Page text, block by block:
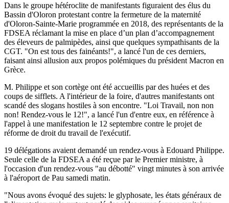
Dans le groupe hétéroclite de manifestants figuraient des élus du
Bassin d'Oloron protestant contre la fermeture de la maternité
d'Oloron-Sainte-Marie programmée en 2018, des représentants de la
FDSEA réclamant la mise en place d’un plan d’accompagnement
des éleveurs de palmipèdes, ainsi que quelques sympathisants de la
CGT. "On est tous des fainéants!", a lancé l'un de ces derniers,
faisant ainsi allusion aux propos polémiques du président Macron en
Grèce.
M. Philippe et son cortège ont été accueillis par des huées et des
coups de sifflets. A l'intérieur de la foire, d'autres manifestants ont
scandé des slogans hostiles à son encontre. "Loi Travail, non non
non! Rendez-vous le 12!", a lancé l'un d'entre eux, en référence à
l'appel à une manifestation le 12 septembre contre le projet de
réforme de droit du travail de l'exécutif.
19 délégations avaient demandé un rendez-vous à Edouard Philippe.
Seule celle de la FDSEA a été reçue par le Premier ministre, à
l'occasion d'un rendez-vous "au débotté" vingt minutes à son arrivée
à l'aéroport de Pau samedi matin.
"Nous avons évoqué des sujets: le glyphosate, les états généraux de